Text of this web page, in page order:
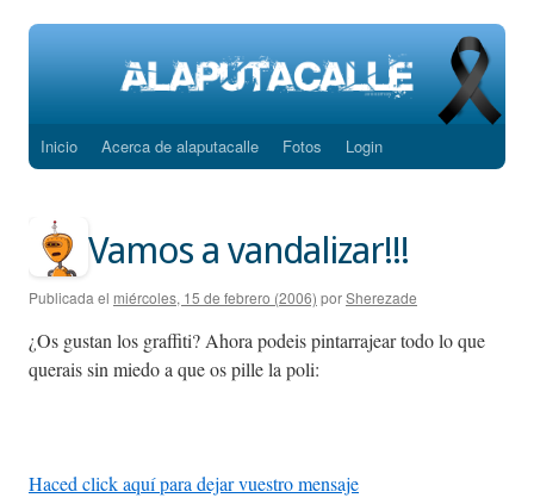
Saltar
contenido
Inicio Acerca de alaputacalle Fotos Login
Vamos a vandalizar!!!
Publicada el miércoles, 15 de febrero (2006) porSherezade
¿Os gustan los graffiti? Ahora podeis pintarrajear todo lo que
querais sin miedo a que os pille la poli:
Haced click aquí para dejar vuestro mensaje